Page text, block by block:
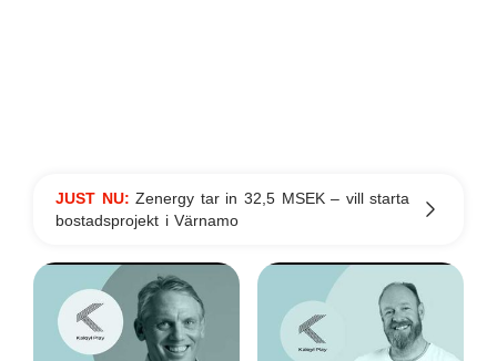
JUST NU:Zenergy tar in 32,5 MSEK – vill starta
bostadsprojekt i Värnamo